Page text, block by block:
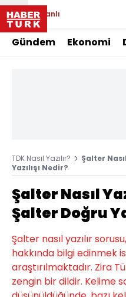
Canlı
Gündem Ekonomi
TDK Nasıl Yazılır?
Şalter
Yazılışı Nedir?
Şalter Nasıl
Şalter Doğru
Şalter nasıl yazılır
hakkında bilgi edinmek
araştırılmaktadır. Zira
zengin bir dildir. Kelime